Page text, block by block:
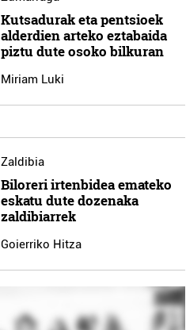
Kutsadurak eta pentsioek
alderdien arteko eztabaida
piztu dute osoko bilkuran
Miriam Luki
Zaldibia
Biloreri irtenbidea emateko
eskatu dute dozenaka
zaldibiarrek
Goierriko Hitza